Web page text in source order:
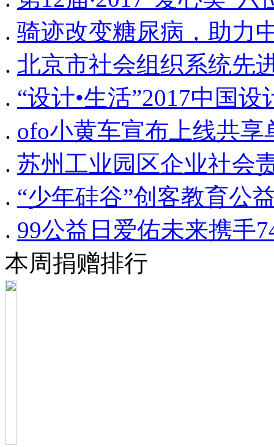
. 骑迹改变糖尿病，助力
. 北京市社会组织系统先
. “设计•生活”2017中国
. ofo小黄车宣布上线共
. 苏州工业园区企业社会
. “少年硅谷”创客教育公
. 99公益日爱佑未来携手
本周捐赠排行